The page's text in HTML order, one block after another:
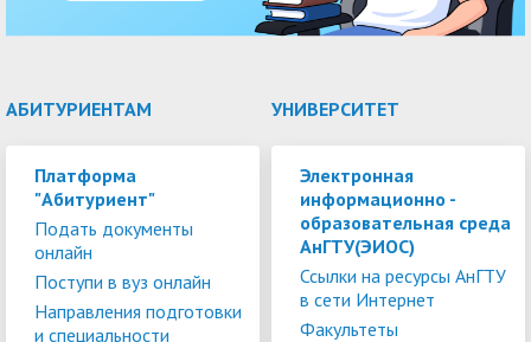
АБИТУРИЕНТАМ
Платформа
"Абитуриент"
Подать документы
онлайн
Поступи в вуз онлайн
Направления подготовки
и специальности
УНИВЕРСИТЕТ
Электронная
информационно -
образовательная среда
АнГТУ(ЭИОС)
Ссылки на ресурсы АнГТУ
в сети Интернет
Факультеты